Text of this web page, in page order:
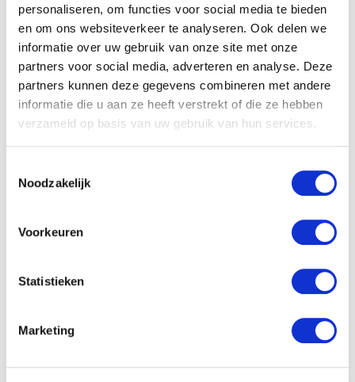
personaliseren, om functies voor social media te bieden
en om ons websiteverkeer te analyseren. Ook delen we
informatie over uw gebruik van onze site met onze
partners voor social media, adverteren en analyse. Deze
partners kunnen deze gegevens combineren met andere
informatie die u aan ze heeft verstrekt of die ze hebben
verzameld op basis van uw gebruik van hun services.
Noodzakelijk
Voorkeuren
Statistieken
Marketing
Dat was namelijk de vraag die ik mezelf stelde en
vandaar dat ik nu een vorm heb ontdekt die dat voor
elkaar krijgt bij bijna iedereen die tegenover mij zit ;-)
Nou ik zou dit zelf ook wel willen
Stooker (mentalist) en ik een unieke tweedaagse
Kijk